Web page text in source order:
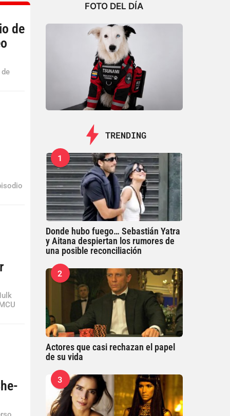
de
FOTO DEL DÍA
TRENDING
1
Donde hubo fuego… Sebastián Yatra
y Aitana despiertan los rumores de
una posible reconciliación
2
Actores que casi rechazan el papel
de su vida
3